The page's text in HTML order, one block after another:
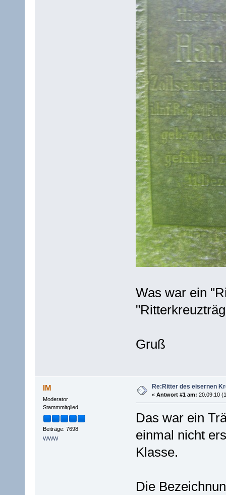
Was war ein
Gruß
IM
Moderator
Stammmitglied
Beiträge: 7698
WWW
Re:Ritter des eisernen
« Antwort #1 am: 20.09.10
Das war ein
einmal nicht
Klasse.
Die